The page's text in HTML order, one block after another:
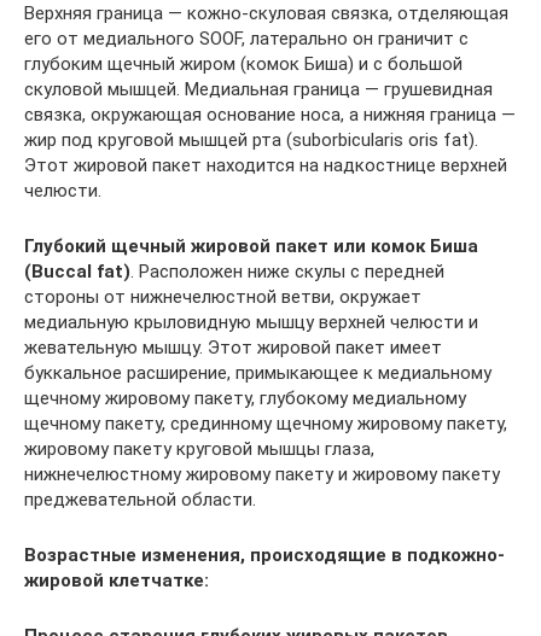
Верхняя граница — кожно-скуловая связка, отделяющая
его от медиального SOOF, латерально он граничит с
глубоким щечный жиром (комок Биша) и с большой
скуловой мышцей. Медиальная граница — грушевидная
связка, окружающая основание носа, а нижняя граница —
жир под круговой мышцей рта (suborbicularis oris fat).
Этот жировой пакет находится на надкостнице верхней
челюсти.
Глубокий щечный жировой пакет или комок Биша
(Buccal fat). Расположен ниже скулы с передней
стороны от нижнечелюстной ветви, окружает
медиальную крыловидную мышцу верхней челюсти и
жевательную мышцу. Этот жировой пакет имеет
буккальное расширение, примыкающее к медиальному
щечному жировому пакету, глубокому медиальному
щечному пакету, срединному щечному жировому пакету,
жировому пакету круговой мышцы глаза,
нижнечелюстному жировому пакету и жировому пакету
преджевательной области.
Возрастные изменения, происходящие в подкожно-
жировой клетчатке: